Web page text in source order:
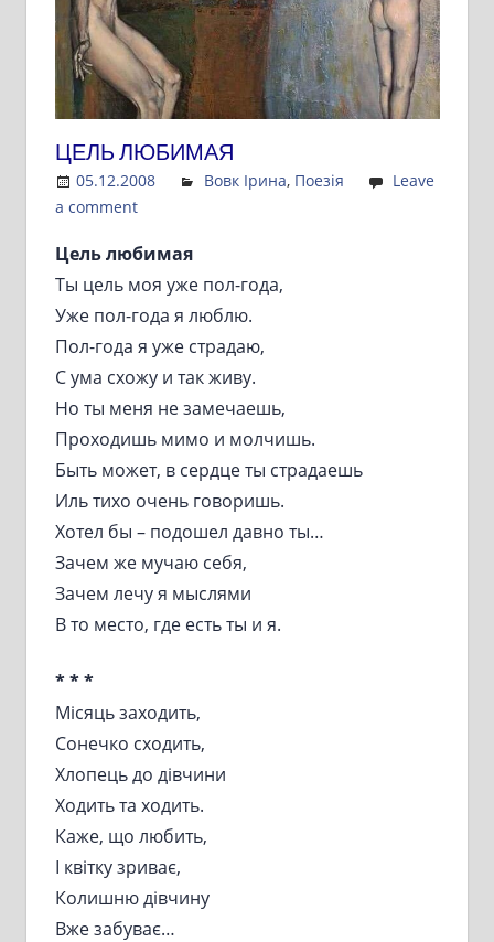
ЦЕЛЬ ЛЮБИМАЯ
05.12.2008 Admin
Вовк Ірина, Поезія
Leave
a comment
Цель любимая
Ты цель моя уже пол-года,
Уже пол-года я люблю.
Пол-года я уже страдаю,
С ума схожу и так живу.
Но ты меня не замечаешь,
Проходишь мимо и молчишь.
Быть может, в сердце ты страдаешь
Иль тихо очень говоришь.
Хотел бы – подошел давно ты…
Зачем же мучаю себя,
Зачем лечу я мыслями
В то место, где есть ты и я.
* * *
Місяць заходить,
Сонечко сходить,
Хлопець до дівчини
Ходить та ходить.
Каже, що любить,
І квітку зриває,
Колишню дівчину
Вже забуває…